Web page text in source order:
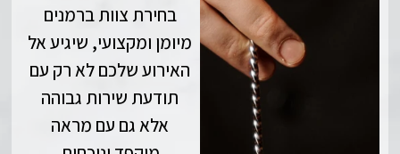
בחירת צוות ברמנים
מיומן ומקצועי, שיגיע אל
האירוע שלכם לא רק עם
תודעת שירות גבוהה
אלא גם עם מראה